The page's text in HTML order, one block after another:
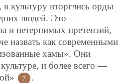
культуру вторглись орды
людей. Это —
и нетерпимых претензий,
назвать как современными
хамы». Они
и более всего —
7 .